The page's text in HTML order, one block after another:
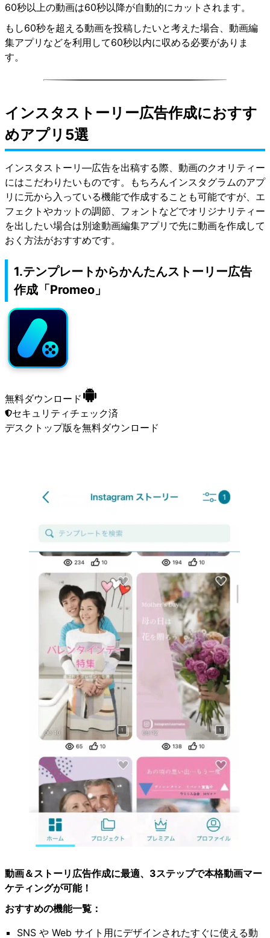
60秒以上の動画は60秒以降が自動的にカットされます。
もし60秒を超える動画を投稿したいと考えた場合、動画編
集アプリなどを利用して60秒以内に収める必要がありま
す。
インスタストーリー広告作成におすす
めアプリ5選
インスタストーリ―広告を出稿する際、動画のクオリティー
にはこだわりたいものです。もちろんインスタグラムのアプ
リに元から入っている機能で作成することも可能ですが、エ
フェクトやカットの調節、フォントなどでオリジナリティー
を出したい場合は別途動画編集アプリで先に動画を作成して
おく方法がおすすめです。
1.テンプレートからかんたんストーリー広告
作成「Promeo」
無料ダウンロード
セキュリティチェック済
デスクトップ版 を無料ダウンロード
動画＆ストーリ広告作成に最適、3ステップで本格動画マー
ケティングが可能！
おすすめの機能一覧：
SNS や Web サイト用にデザインされたすぐに使える動